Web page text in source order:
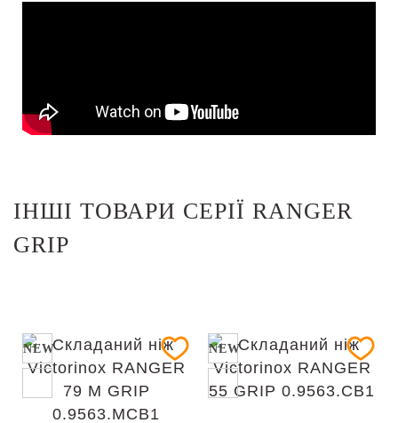
ІНШІ ТОВАРИ СЕРІЇ RANGER
GRIP
NEW NEW